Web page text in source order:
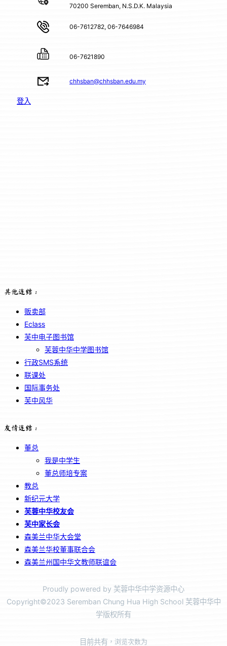
70200 Seremban, N.S.D.K. Malaysia
06-7612782, 06-7646984
06-7621890
chhsban@chhsban.edu.my
登入
其他连结：
贩卖部
Eclass
芙中电子图书馆
芙蓉中华中学图书馆
行政SMS系统
联课处
国际事务处
芙中风华
友情连结：
董总
我是中学生
董总师培专案
教总
新纪元大学
芙蓉中华校友会
芙中家长会
森美兰中华大会堂
森美兰华校董事联合会
森美兰州国中华文教师联谊会
Proudly powered by 芙蓉中华中学资源中心
Copyright©2023 Seremban Chung Hua High School 芙蓉中华中
学版权所有
目前共有 ，浏览次数为